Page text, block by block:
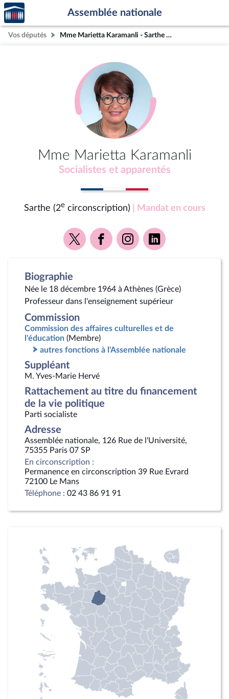
Aller au contenu
Aller en bas de la page
Accèder
à la
page
d'accueil
Assemblée nationale
Vos députés Mme Marietta Karamanli - Sarthe (2e circonscription)
Mme Marietta Karamanli
Socialistes et apparentés
Sarthe (2ecirconscription) | Mandat en cours
Voir
la
Voir
la
Voir
la
Voir
la
Biographie
Née le 18 décembre 1964 à Athènes (Grèce)
Professeur dans l'enseignement supérieur
Commission
Commission des affaires culturelles et de
l'éducation (Membre)
autres fonctions à l'Assemblée nationale
Suppléant
M. Yves-Marie Hervé
Rattachement au titre du financement
de la vie politique
Parti socialiste
Adresse
Assemblée nationale, 126 Rue de l'Université,
75355 Paris 07 SP
En circonscription :
Permanence en circonscription 39 Rue Evrard
72100 Le Mans
Téléphone : 02 43 86 91 91